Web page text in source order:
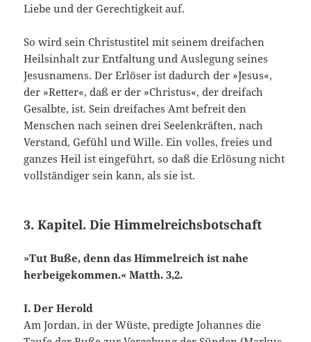
Liebe und der Gerechtigkeit auf.
So wird sein Christustitel mit seinem dreifachen
Heilsinhalt zur Entfaltung und Auslegung seines
Jesusnamens. Der Erlö­ser ist dadurch der »Jesus«,
der »Retter«, daß er der »Chri­stus«, der dreifach
Gesalbte, ist. Sein dreifaches Amt befreit den
Menschen nach seinen drei Seelenkräften, nach
Verstand, Gefühl und Wille. Ein volles, freies und
ganzes Heil ist eingeführt, so daß die Erlösung nicht
vollständiger sein kann, als sie ist.
3. Kapitel. Die Himmelreichsbotschaft
»Tut Buße, denn das Himmelreich ist nahe
herbei­gekommen.« Matth. 3,2.
I. Der Herold
Am Jordan, in der Wüste, predigte Johannes die